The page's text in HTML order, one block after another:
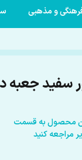
و مذهبی
سفید جعبه
محصول به قسمت
مراجعه کنید